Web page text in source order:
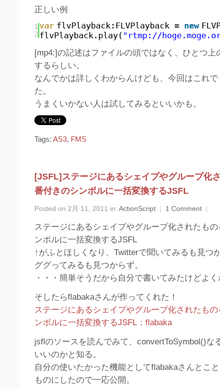
正しい例
1
2
var flvPlayback:FLVPlayback = new
flvPlayback.play( "rtmp://
[mp4:]の記述はファイルの頭ではなく、ひとつ上
するらしい。
なんでかは詳しくわからんけども、今回はこれ
た。
うまくいかない人は試してみるといいかも。
Tags: AS3, FMS
[JSFL]ステージにあるシェイプやグループ化
番付きのシンボルに一括変換するJSFL
Posted on 2月 11, 2011 in: ActionScript | 1 Comment |
ステージにあるシェイプやグループ化されたも
ンボルに一括変換するJSFL
↑がふとほしくなり、Twitterで聞いてみるも見つ
ググってみるも見つからず。
・・・簡単そうだから自分で書いてみたけどよ
そしたらflabakaさんが作ってくれた！
ステージにあるシェイプやグループ化されたも
ンボルに一括変換するJSFL：flabaka
jsflのソースを読んでみて、convertToSymbol()な
いいのかと知る。
自分の使いたかった機能としてflabakaさんとこ
ものにしたので一応公開。